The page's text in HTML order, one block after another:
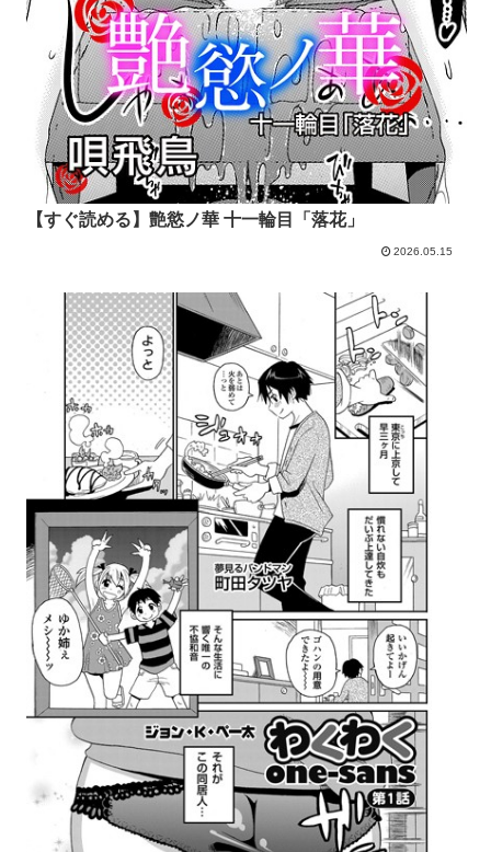
【すぐ読める】艶慾ノ華 十一輪目「落花」
2026.05.15